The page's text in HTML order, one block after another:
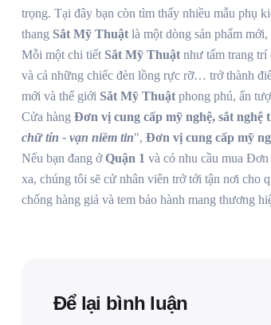
trọng. Tại đây bạn còn tìm thấy nhiều mẫu phụ
thang Sắt Mỹ Thuật là một dòng sản phẩm
Mỗi một chi tiết Sắt Mỹ Thuật như tấm trang trí
và cả những chiếc đèn lồng rực rỡ… trở thành
mới và thế giới Sắt Mỹ Thuật phong phú, ấn
Cửa hàng Đơn vị cung cấp mỹ nghệ, sắt nghệ
chữ tín - vạn niềm tin", Đơn vị cung cấp mỹ
Nếu bạn đang ởQuận 1 và có nhu cầu mua
xa, chúng tôi sẽ cử nhân viên trở tới tận nơi cho
chống hàng giả và tem bảo hành mang thương
Để lại bình luận